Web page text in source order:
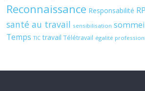
Reconnaissance Responsabilité
santé au travail sensibilisation
Temps TIC travail Télétravail égalité